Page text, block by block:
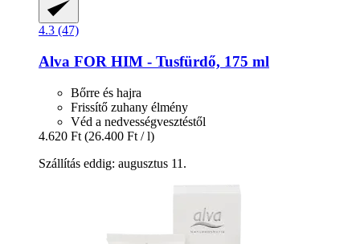
4.3 (47)
Alva FOR HIM -​ Tusfürdő, 175 ml
Bőrre és hajra
Frissítő zuhany élmény
Véd a nedvességvesztéstől
4.620 Ft (26.400 Ft / l)
Szállítás eddig: augusztus 11.